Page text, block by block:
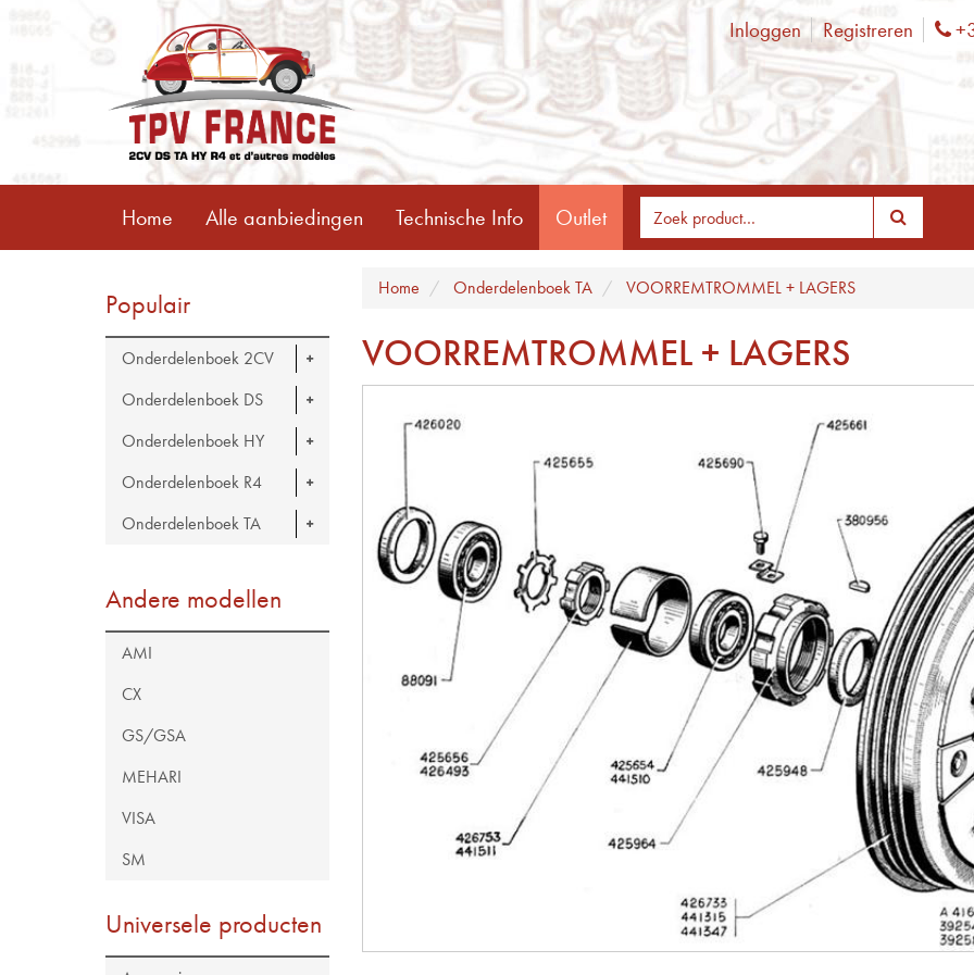
Inloggen Registreren
Home Alle aanbiedingen Technische Info Outlet
Populair
Onderdelenboek 2CV
Onderdelenboek DS
Onderdelenboek HY
Onderdelenboek R4
Onderdelenboek TA
Andere modellen
AMI
CX
GS/GSA
MEHARI
VISA
SM
Universele producten
Home Onderdelenboek TA VOORREMTROMMEL + LAGERS
VOORREMTROMMEL + LAGERS